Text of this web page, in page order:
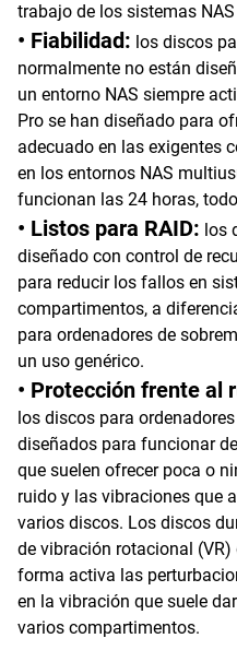
trabajo de los sistemas
• Fiabilidad: los discos
normalmente no están
un entorno NAS siempre
Pro se han diseñado para
adecuado en las exigentes
en los entornos NAS
funcionan las 24 horas,
• Listos para RAID: los
diseñado con control de
para reducir los fallos en
compartimentos, a
para ordenadores de
un uso genérico.
• Protección frente al
los discos para
diseñados para funcionar
que suelen ofrecer poca o
ruido y las vibraciones que
varios discos. Los discos
de vibración rotacional
forma activa las
en la vibración que suele
varios compartimentos.